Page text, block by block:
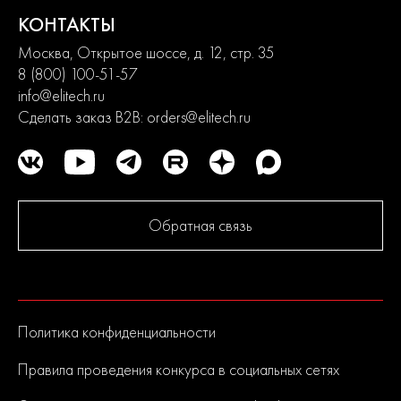
гарантии
КОНТАКТЫ
Москва, Открытое шоссе, д. 12, стр. 35
8 (800) 100-51-57
info@elitech.ru
Сделать заказ B2B: orders@elitech.ru
Обратная связь
Политика конфиденциальности
Правила проведения конкурса в социальных сетях